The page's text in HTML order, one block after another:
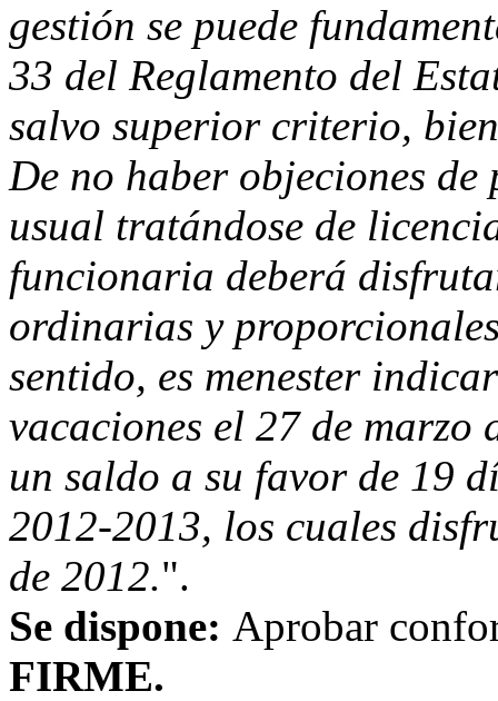
gestión se puede
33 del Reglamento del
salvo superior criterio,
De no haber objeciones
usual tratándose de
funcionaria deberá
ordinarias y
sentido, es menester
vacaciones el 27 de marzo
un saldo a su favor de 19
2012-2013, los cuales
de 2012.".
Se dispone: Aprobar
FIRME.